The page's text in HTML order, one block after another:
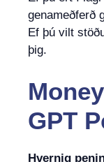
genameðferð
Ef þú vilt
þig.
GPT
Hvernig